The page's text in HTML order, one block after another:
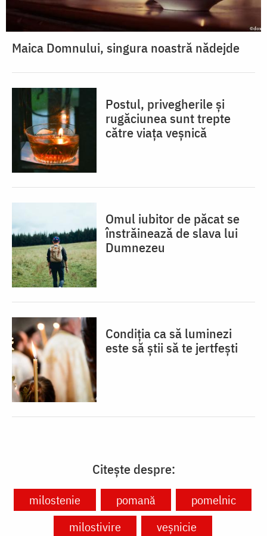
Maica Domnului, singura noastră nădejde
Postul, privegherile și
rugăciunea sunt trepte
către viața veșnică
Omul iubitor de păcat se
înstrăinează de slava lui
Dumnezeu
Condiția ca să luminezi
este să știi să te jertfești
Citește despre:
milostenie pomană
pomelnic
milostivire
veșnicie